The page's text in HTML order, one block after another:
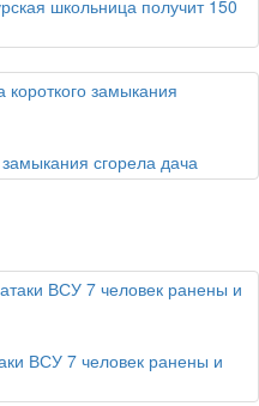
школьница получит 150
замыкания сгорела дача
ВСУ 7 человек ранены и